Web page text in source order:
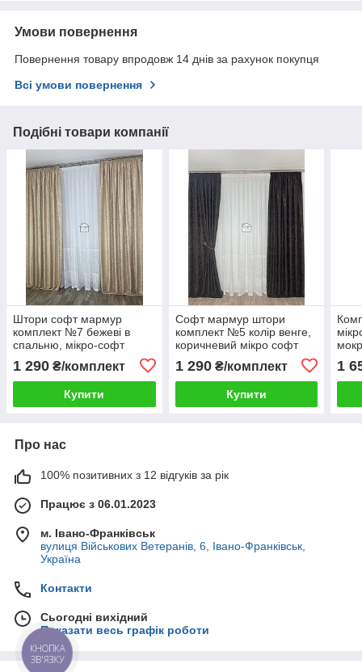
Умови повернення
Повернення товару впродовж 14 днів за рахунок покупця
Всі умови повернення
Подібні товари компанії
Штори софт мармур
комплект №7 бежеві в
спальню, мікро-софт
1 290 ₴/комплект
Купити
Софт мармур штори
комплект №5 колір венге,
коричневий мікро софт
1 290₴/комплект
Купити
1
Про нас
100% позитивних з 12 відгуків за рік
Працює з 06.01.2023
м. Івано-Франківськ
вулиця Військових Ветеранів, 6, Івано-Франківськ,
Україна
Контакти
Сьогодні вихідний
Показати весь графік роботи
КНОПКА
ЗВ'ЯЗКУ